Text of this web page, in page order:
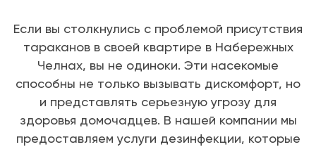
Если вы столкнулись с проблемой присутствия
тараканов в своей квартире в Набережных
Челнах, вы не одиноки. Эти насекомые
способны не только вызывать дискомфорт, но
и представлять серьезную угрозу для
здоровья домочадцев. В нашей компании мы
предоставляем услуги дезинфекции, которые